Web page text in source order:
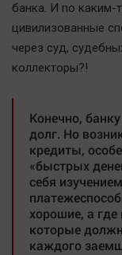
Афиша
Блогеркуль
Вирус чтения
Вкусное
Гороскоп
Дети
ЖКХ
Интервью
банка. И по каким-
цивилизованные
через суд,
коллекторы?!
Конечно,
долг. Но
кредиты,
«быстрых
себя
хорошие, а
которые
каждого